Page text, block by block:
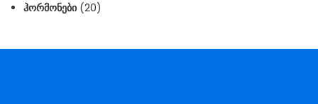
ᲰᲝᲠᲛᲝᲜᲔᲑᲘ (20)